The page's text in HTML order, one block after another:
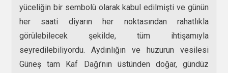
yüceliğin bir sembolü olarak kabul edilmişti ve günün
her saati diyarın her noktasından rahatlıkla
görülebilecek şekilde, tüm ihtişamıyla
seyredilebiliyordu. Aydınlığın ve huzurun vesilesi
Güneş tam Kaf Dağı’nın üstünden doğar, gündüz